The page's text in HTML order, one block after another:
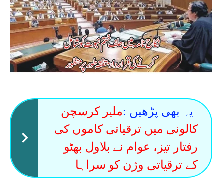
یہ بھی پڑھیں :ملیر کرسچن
کالونی میں ترقیاتی کاموں کی
رفتار تیز، عوام نے بلاول بھٹو
کے ترقیاتی وژن کو سراہا